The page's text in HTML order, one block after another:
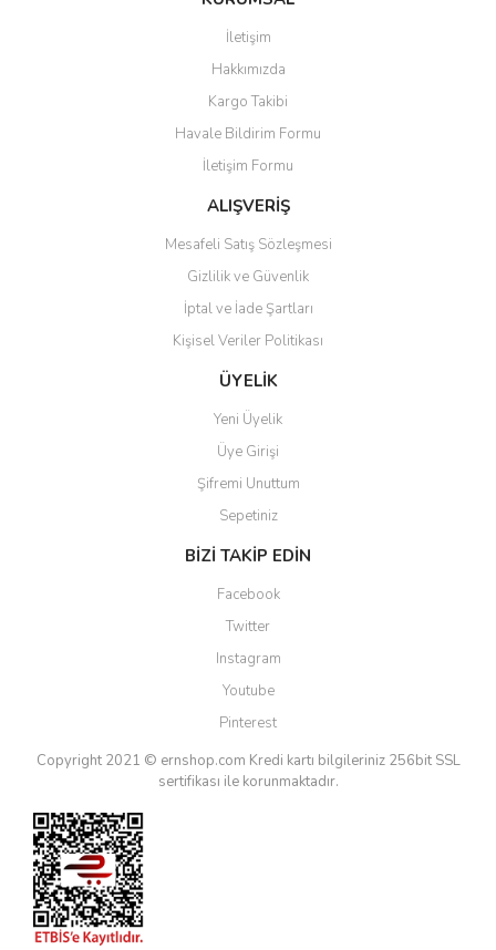
Ürün resmi kalitesiz, bozuk veya görüntülenemiyor.
Ürün açıklamasında eksik bilgiler bulunuyor.
Ürün bilgilerinde hatalar bulunuyor.
Ürün fiyatı diğer sitelerden daha pahalı.
Bu ürüne benzer farklı alternatifler olmalı.
Gönder
İletişim
Hakkımızda
Kargo Takibi
Havale Bildirim Formu
İletişim Formu
ALIŞVERİŞ
Mesafeli Satış Sözleşmesi
Gizlilik ve Güvenlik
İptal ve İade Şartları
Kişisel Veriler Politikası
ÜYELİK
Yeni Üyelik
Üye Girişi
Şifremi Unuttum
Sepetiniz
BİZİ TAKİP EDİN
Facebook
Twitter
Instagram
Youtube
Pinterest
Copyright 2021 © ernshop.com Kredi kartı bilgileriniz 256bit SSL
sertifikası ile korunmaktadır.